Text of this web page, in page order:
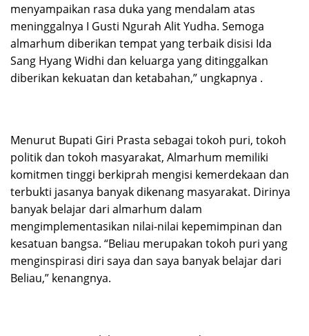
menyampaikan rasa duka yang mendalam atas
meninggalnya I Gusti Ngurah Alit Yudha. Semoga
almarhum diberikan tempat yang terbaik disisi Ida
Sang Hyang Widhi dan keluarga yang ditinggalkan
diberikan kekuatan dan ketabahan,” ungkapnya .
Menurut Bupati Giri Prasta sebagai tokoh puri, tokoh
politik dan tokoh masyarakat, Almarhum memiliki
komitmen tinggi berkiprah mengisi kemerdekaan dan
terbukti jasanya banyak dikenang masyarakat. Dirinya
banyak belajar dari almarhum dalam
mengimplementasikan nilai-nilai kepemimpinan dan
kesatuan bangsa. “Beliau merupakan tokoh puri yang
menginspirasi diri saya dan saya banyak belajar dari
Beliau,” kenangnya.